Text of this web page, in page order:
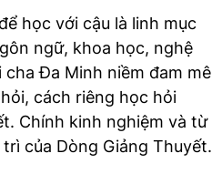
học với cậu là linh mục
ngữ, khoa học, nghệ
Đa Minh niềm đam mê
cách riêng học hỏi
Chính kinh nghiệm và từ
của Dòng Giảng Thuyết.